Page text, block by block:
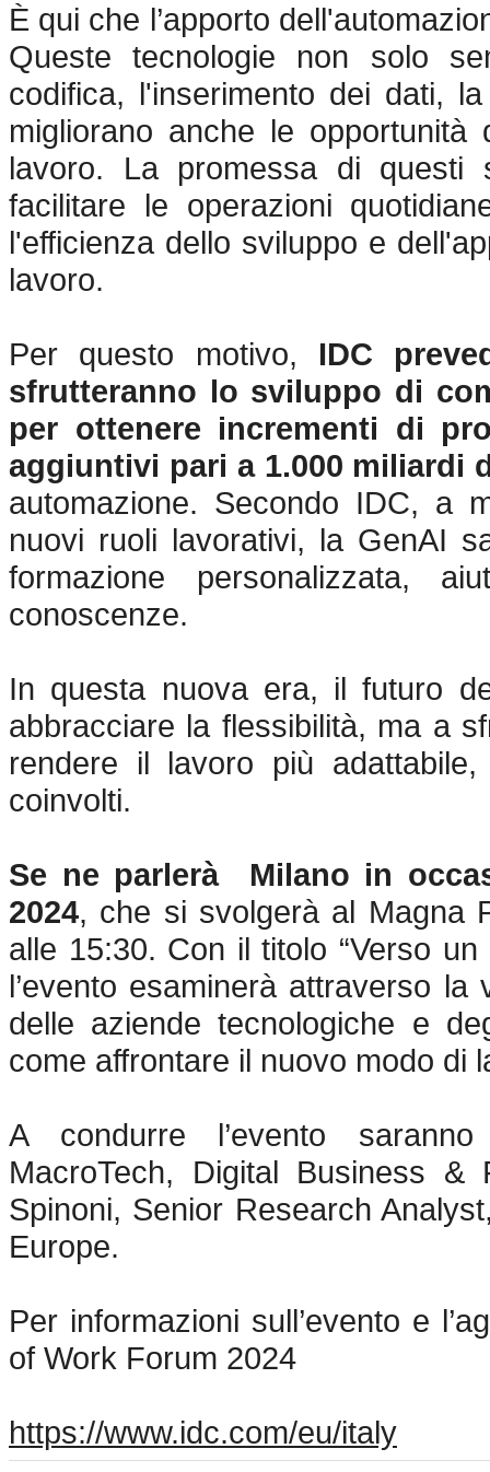
È qui che l’apporto
Queste tecnologie non solo
codifica, l'inserimento dei dati,
migliorano anche le
lavoro. La promessa di questi
facilitare le operazioni
l'efficienza dello sviluppo e
lavoro.
Per questo motivo, IDC
sfrutteranno lo sviluppo di
per ottenere incrementi di
aggiuntivi pari a 1.000 miliardi
automazione. Secondo IDC, a
nuovi ruoli lavorativi, la GenAI
formazione personalizzata,
conoscenze.
In questa nuova era, il futuro
abbracciare la flessibilità, ma a
rendere il lavoro più
coinvolti.
Se ne parlerà Milano in
2024, che si svolgerà al Magna
alle 15:30. Con il titolo “Verso
l’evento esaminerà attraverso
delle aziende tecnologiche e
come affrontare il nuovo modo di
A condurre l’evento
MacroTech, Digital Business
Spinoni, Senior Research
Europe.
Per informazioni sull’evento e
of Work Forum 2024
https://www.idc.com/eu/italy